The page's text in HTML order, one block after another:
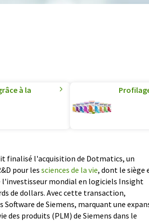
à la
finalisé l'acquisition de Dotmatics, un
pour lessciences de la vie, dont le siège
mondial en logiciels Insight
de dollars. Avec cette transaction,
de Siemens, marquant une
des produits (PLM) de Siemens dans le